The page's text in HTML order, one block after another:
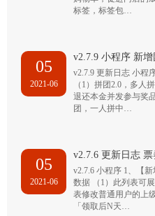
标签，标签包…
05
2021-06
v2.7.9 小程序 新
v2.7.9 更新日志 小程
（1）拼团2.0，多人
退还本金并发参与奖
团，一人拼中…
05
2021-06
v2.7.6 更新日志
v2.7.6 小程序 1、【
数据 （1）此列表可
表修改普通用户的上
「领取后N天…